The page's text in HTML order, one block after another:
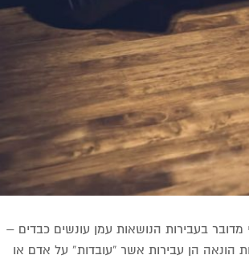
בעבירות הנושאות עמן עונשים כבדים –
הונאה הן עבירות אשר “עובדות” על אדם או